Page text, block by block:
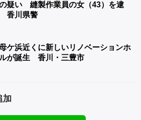
疑い 縫製作業員の女（43）を逮
香川県警
ケ浜近くに新しいリノベーションホ
が誕生 香川・三豊市
加